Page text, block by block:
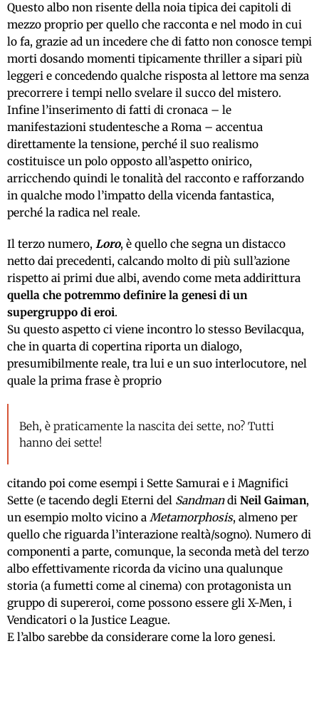
Questo albo non risente della noia tipica dei capitoli di
mezzo proprio per quello che racconta e nel modo in cui
lo fa, grazie ad un incedere che di fatto non conosce tempi
morti dosando momenti tipicamente thriller a sipari più
leggeri e concedendo qualche risposta al lettore ma senza
precorrere i tempi nello svelare il succo del mistero.
Infine l’inserimento di fatti di cronaca – le
manifestazioni studentesche a Roma – accentua
direttamente la tensione, perché il suo realismo
costituisce un polo opposto all’aspetto onirico,
arricchendo quindi le tonalità del racconto e rafforzando
in qualche modo l’impatto della vicenda fantastica,
perché la radica nel reale.
Il terzo numero, Loro, è quello che segna un distacco
netto dai precedenti, calcando molto di più sull’azione
rispetto ai primi due albi, avendo come meta addirittura
quella che potremmo definire la genesi di un
supergruppo di eroi.
Su questo aspetto ci viene incontro lo stesso Bevilacqua,
che in quarta di copertina riporta un dialogo,
presumibilmente reale, tra lui e un suo interlocutore, nel
quale la prima frase è proprio
Beh, è praticamente la nascita dei sette, no? Tutti
hanno dei sette!
citando poi come esempi i Sette Samurai e i Magnifici
Sette (e tacendo degli Eterni del Sandmandi Neil Gaiman,
un esempio molto vicino a Metamorphosis, almeno per
quello che riguarda l’interazione realtà/sogno). Numero di
componenti a parte, comunque, la seconda metà del terzo
albo effettivamente ricorda da vicino una qualunque
storia (a fumetti come al cinema) con protagonista un
gruppo di supereroi, come possono essere gli X-Men, i
Vendicatori o la Justice League.
E l’albo sarebbe da considerare come la loro genesi.